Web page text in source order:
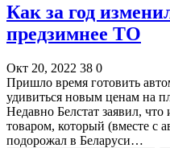
Как за год
предзимнее ТО
Окт 20, 2022 38 0
Пришло время готовить
удивиться новым ценам на
Недавно Белстат заявил,
товаром, который (вместе с
подорожал в Беларуси…